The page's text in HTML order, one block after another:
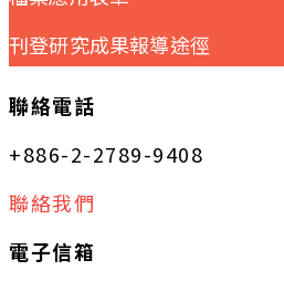
刊登研究成果報導途徑
聯絡電話
+886-2-2789-9408
聯絡我們
電子信箱